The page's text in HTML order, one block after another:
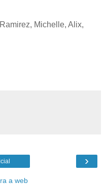
Michelle, Alix,
›
a web